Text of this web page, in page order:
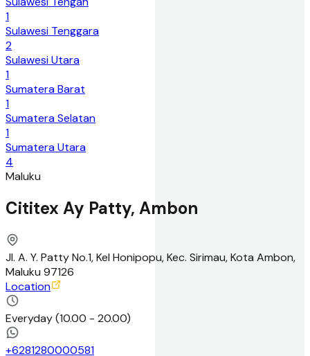
1
Sulawesi Tenggara
2
Sulawesi Utara
1
Sumatera Barat
1
Sumatera Selatan
1
Sumatera Utara
4
Maluku
Cititex Ay Patty, Ambon
Jl. A. Y. Patty No.1, Kel Honipopu, Kec. Sirimau, Kota Ambon,
Maluku 97126
Location
Everyday(10.00 - 20.00)
+6281280000581